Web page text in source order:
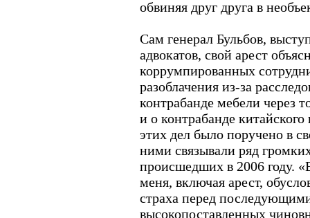
обвиняя друг друга в
Сам генерал Бульбов,
адвокатов, свой арест
коррумпированных
разоблачения из-за
контрабанде мебели через
и о контрабанде
этих дел было поручено в
ними связывали ряд
происшедших в 2006 году.
меня, включая арест,
страха перед
высокопоставленных